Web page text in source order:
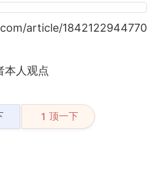
article/1842122944770
本人观点
1 顶一下